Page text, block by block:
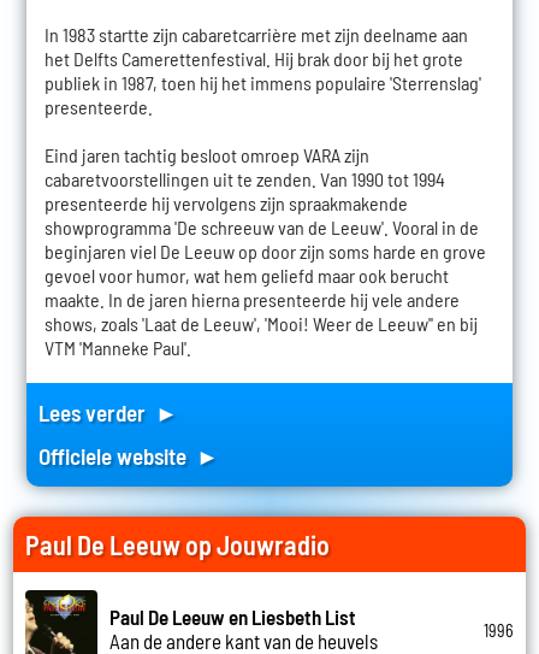
In 1983 startte zijn cabaretcarrière met zijn deelname aan
het Delfts Camerettenfestival. Hij brak door bij het grote
publiek in 1987, toen hij het immens populaire 'Sterrenslag'
presenteerde.
Eind jaren tachtig besloot omroep VARA zijn
cabaretvoorstellingen uit te zenden. Van 1990 tot 1994
presenteerde hij vervolgens zijn spraakmakende
showprogramma 'De schreeuw van de Leeuw'. Vooral in de
beginjaren viel De Leeuw op door zijn soms harde en grove
gevoel voor humor, wat hem geliefd maar ook berucht
maakte. In de jaren hierna presenteerde hij vele andere
shows, zoals 'Laat de Leeuw', 'Mooi! Weer de Leeuw'' en bij
VTM 'Manneke Paul'.
Lees verder ►
Officiele website ►
Paul De Leeuw op Jouwradio
Paul De Leeuw en Liesbeth List
Aan de andere kant van de heuvels
1996